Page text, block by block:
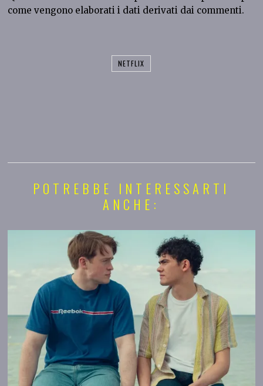
come vengono elaborati i dati derivati dai commenti.
NETFLIX
POTREBBE INTERESSARTI
ANCHE: